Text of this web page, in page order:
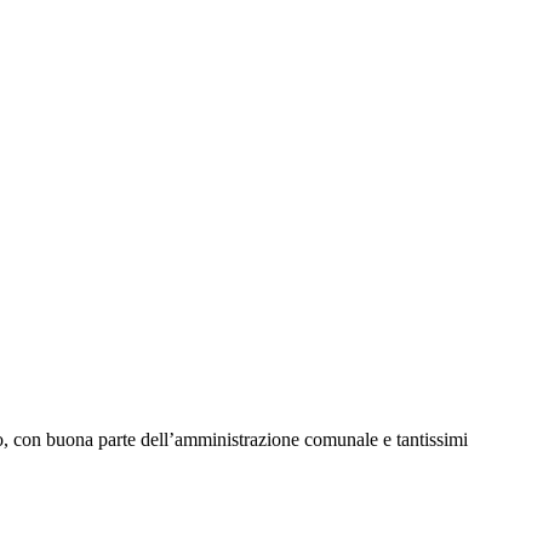
buona parte dell’amministrazione comunale e tantissimi